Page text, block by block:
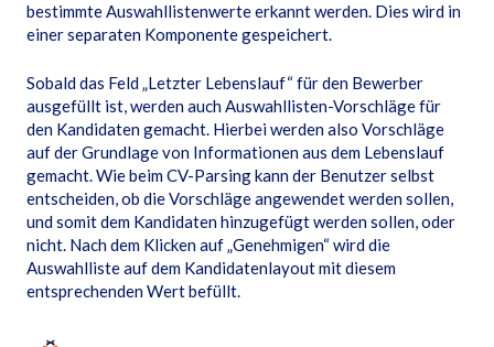
bestimmte Auswahllistenwerte erkannt werden. Dies wird in
einer separaten Komponente gespeichert.
Sobald das Feld „Letzter Lebenslauf“ für den Bewerber
ausgefüllt ist, werden auch Auswahllisten-Vorschläge für
den Kandidaten gemacht. Hierbei werden also Vorschläge
auf der Grundlage von Informationen aus dem Lebenslauf
gemacht. Wie beim CV-Parsing kann der Benutzer selbst
entscheiden, ob die Vorschläge angewendet werden sollen,
und somit dem Kandidaten hinzugefügt werden sollen, oder
nicht. Nach dem Klicken auf „Genehmigen“ wird die
Auswahlliste auf dem Kandidatenlayout mit diesem
entsprechenden Wert befüllt.